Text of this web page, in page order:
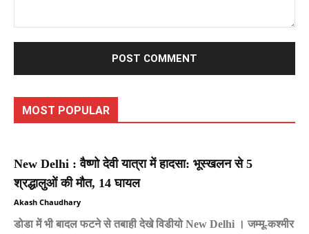
MOST POPULAR
New Delhi : वैष्णो देवी यात्रा में हादसा: भूस्खलन से 5
श्रद्धालुओं की मौत, 14 घायल
Akash Chaudhary
डोडा में भी बादल फटने से तबाही देखे विडीयो New Delhi । जम्मू-कश्मीर